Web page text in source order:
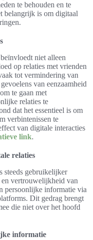
te behouden en te
belangrijk is om digitaal
niet alleen
op relaties met vrienden
tot vermindering van
van eenzaamheid
te gaan met
relaties te
dat het essentieel is om
verbintenissen te
van digitale interacties
link.
relaties
steeds gebruikelijker
vertrouwelijkheid van
persoonlijke informatie via
Dit gedrag brengt
die niet over het hoofd
informatie